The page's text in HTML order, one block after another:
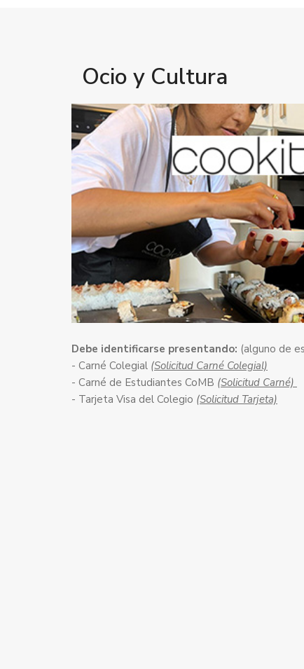
Ocio y Cultura
Debe identificarse presentando: (alguno de
- Carné Colegial (Solicitud Carné Colegial)
- Carné de Estudiantes CoMB (Solicitud Carné)
- Tarjeta Visa del Colegio (Solicitud Tarjeta)